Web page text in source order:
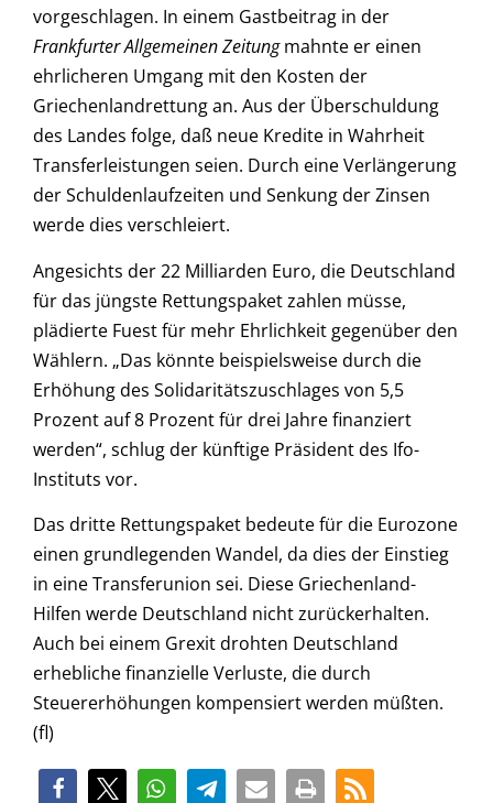
vorgeschlagen. In einem Gastbeitrag in der
Frankfurter Allgemeinen Zeitungmahnte er einen
ehrlicheren Umgang mit den Kosten der
Griechenlandrettung an. Aus der Überschuldung
des Landes folge, daß neue Kredite in Wahrheit
Transferleistungen seien. Durch eine Verlängerung
der Schuldenlaufzeiten und Senkung der Zinsen
werde dies verschleiert.
Angesichts der 22 Milliarden Euro, die Deutschland
für das jüngste Rettungspaket zahlen müsse,
plädierte Fuest für mehr Ehrlichkeit gegenüber den
Wählern. „Das könnte beispielsweise durch die
Erhöhung des Solidaritätszuschlages von 5,5
Prozent auf 8 Prozent für drei Jahre finanziert
werden“, schlug der künftige Präsident des Ifo-
Instituts vor.
Das dritte Rettungspaket bedeute für die Eurozone
einen grundlegenden Wandel, da dies der Einstieg
in eine Transferunion sei. Diese Griechenland-
Hilfen werde Deutschland nicht zurückerhalten.
Auch bei einem Grexit drohten Deutschland
erhebliche finanzielle Verluste, die durch
Steuererhöhungen kompensiert werden müßten.
(fl)